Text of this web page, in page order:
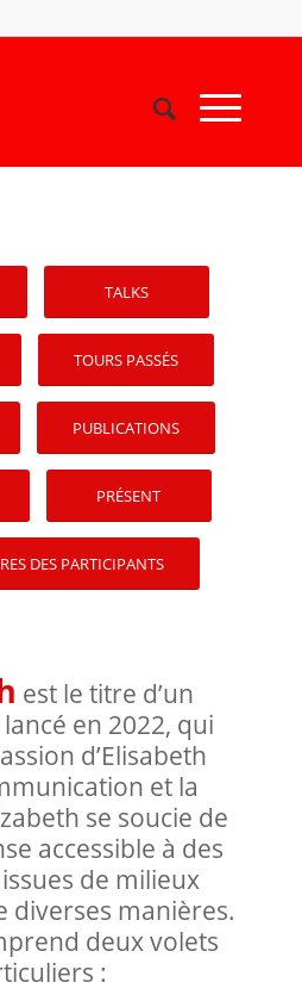
TALKS
TOURS PASSÉS
PUBLICATIONS
PRÉSENT
DES PARTICIPANTS
est le titre d’un
en 2022, qui
d’Elisabeth
et la
se soucie de
accessible à des
de milieux
diverses manières.
deux volets
: